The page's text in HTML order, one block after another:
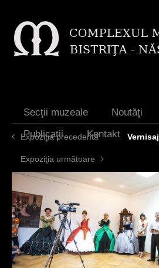
Secţii muzeale Noutăţi
Publicaţii
Kontakt
Expoziţia precedentă Vernisaj
Expoziţia următoare